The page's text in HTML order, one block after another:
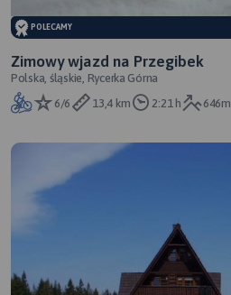
POLECAMY
Zimowy wjazd na Przegibek
Polska, śląskie, Rycerka Górna
6/6
13,4 km 2:21 h 646m